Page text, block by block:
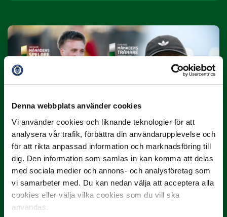
Denna webbplats använder cookies
Vi använder cookies och liknande teknologier för att
analysera vår trafik, förbättra din användarupplevelse och
för att rikta anpassad information och marknadsföring till
dig. Den information som samlas in kan komma att delas
med sociala medier och annons- och analysföretag som
vi samarbeter med. Du kan nedan välja att acceptera alla
cookies eller välja vilka cookies som du vill ska
användas.
Dubbla Landskrona-priser när juni
summeras
"Vilken…